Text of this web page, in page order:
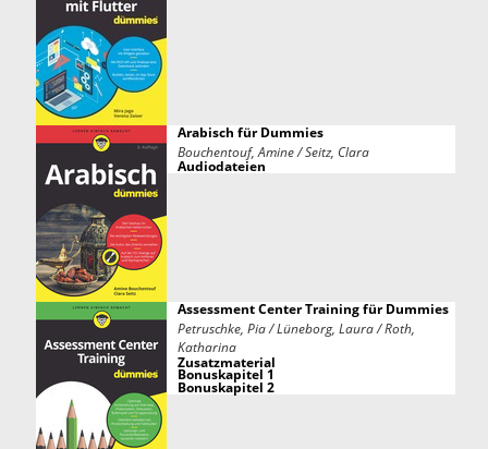
Arabisch für Dummies
Bouchentouf, Amine / Seitz, Clara
Audiodateien
Assessment Center Training für Dummies
Petruschke, Pia / Lüneborg, Laura / Roth,
Katharina
Zusatzmaterial
Bonuskapitel 1
Bonuskapitel 2